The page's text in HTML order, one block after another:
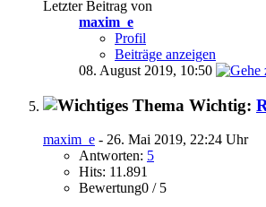
Letzter Beitrag von
maxim_e
Profil
Beiträge anzeigen
08. August 2019, 10:50
Wichtig:
maxim_e - 26. Mai 2019, 22:24 Uhr
Antworten: 5
Hits: 11.891
Bewertung0 / 5